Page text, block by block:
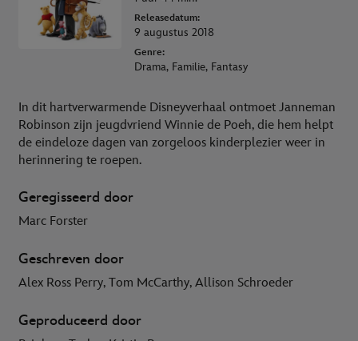
Releasedatum:
9 augustus 2018
Genre:
Drama, Familie, Fantasy
In dit hartverwarmende Disneyverhaal ontmoet Janneman
Robinson zijn jeugdvriend Winnie de Poeh, die hem helpt
de eindeloze dagen van zorgeloos kinderplezier weer in
herinnering te roepen.
Geregisseerd door
Marc Forster
Geschreven door
Alex Ross Perry, Tom McCarthy, Allison Schroeder
Geproduceerd door